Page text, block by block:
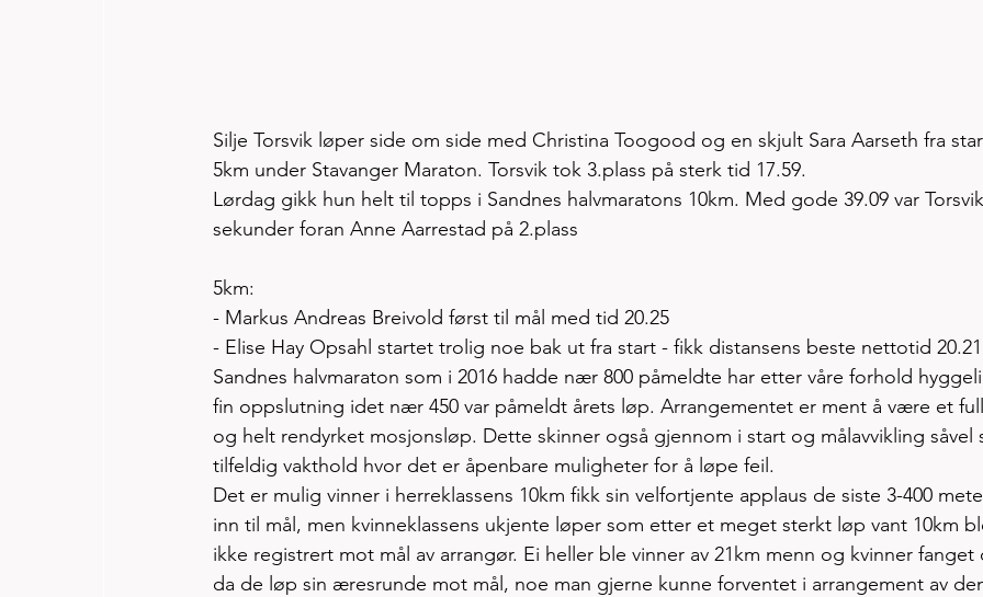
Silje Torsvik løper side om side med Christina Toogood og en skjult Sara Aarseth fra
5km under Stavanger Maraton. Torsvik tok 3.plass på sterk tid 17.59.
Lørdag gikk hun helt til topps i Sandnes halvmaratons 10km. Med gode 39.09 var
sekunder foran Anne Aarrestad på 2.plass
5km:
- Markus Andreas Breivold først til mål med tid 20.25
- Elise Hay Opsahl startet trolig noe bak ut fra start - fikk distansens beste nettotid 20.21
Sandnes halvmaraton som i 2016 hadde nær 800 påmeldte har etter våre forhold
fin oppslutning idet nær 450 var påmeldt årets løp. Arrangementet er ment å være et
og helt rendyrket mosjonsløp. Dette skinner også gjennom i start og målavvikling såvel
tilfeldig vakthold hvor det er åpenbare muligheter for å løpe feil.
Det er mulig vinner i herreklassens 10km fikk sin velfortjente applaus de siste 3-400
inn til mål, men kvinneklassens ukjente løper som etter et meget sterkt løp vant 10km
ikke registrert mot mål av arrangør. Ei heller ble vinner av 21km menn og kvinner fanget
da de løp sin æresrunde mot mål, noe man gjerne kunne forventet i arrangement av